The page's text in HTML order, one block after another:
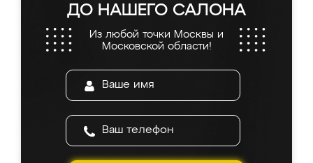
ДО НАШЕГО САЛОНА
Из любой точки Москвы и
Московской области!